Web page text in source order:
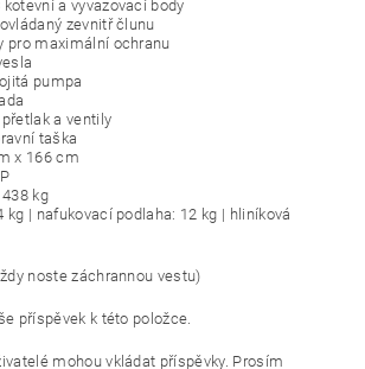
a vyvazovací body
zevnitř člunu
pro maximální ochranu
pumpa
a ventily
taška
x 166 cm
kg
| nafukovací podlaha: 12 kg | hliníková
noste záchrannou vestu)
příspěvek k této položce.
mohou vkládat příspěvky. Prosím